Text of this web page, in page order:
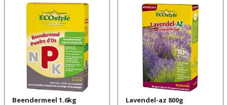
Beendermeel 1.6kg Lavendel-az 800g